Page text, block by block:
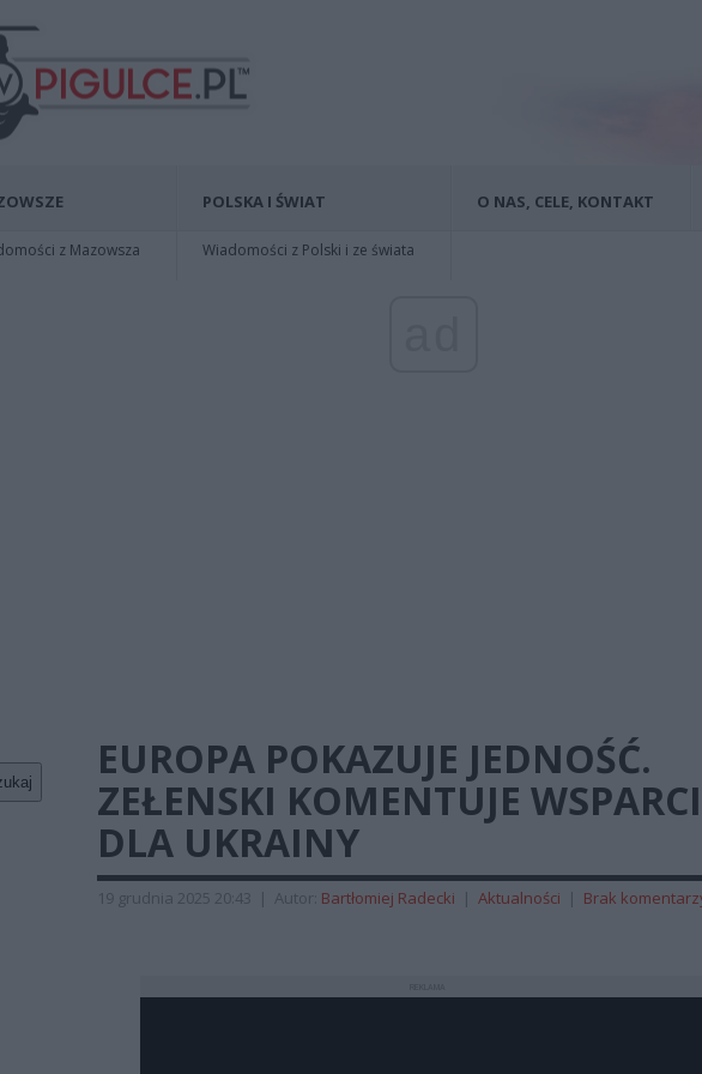
z Mazowsza
POLSKA I ŚWIAT
Wiadomości z Polski i ze świata
O NAS, CELE, KONTAKT
EUROPA POKAZUJE JEDNOŚĆ.
ZEŁENSKI KOMENTUJE
DLA UKRAINY
19 grudnia 2025 20:43 | Autor: Bartłomiej Radecki | Aktualności | Brak